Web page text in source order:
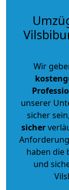
Wir
unserer
sicher
sicher
haben die
und